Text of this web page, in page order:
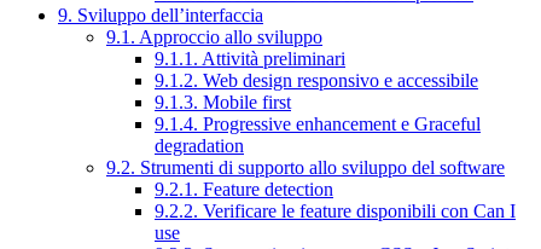
9. Sviluppo dell’interfaccia
9.1. Approccio allo sviluppo
9.1.1. Attività preliminari
9.1.2. Web design responsivo e accessibile
9.1.3. Mobile first
9.1.4. Progressive enhancement e Graceful
degradation
9.2. Strumenti di supporto allo sviluppo del software
9.2.1. Feature detection
9.2.2. Verificare le feature disponibili con Can I
use